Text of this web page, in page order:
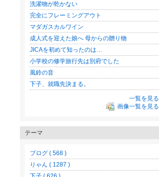
洗濯物が乾かない
完全にフレーミングアウト
マダガスカルワイン
成人式を迎えた娘へ 母からの贈り物
JICAを初めて知ったのは…
小学校の修学旅行先は別府でした
風鈴の音
下子、就職先決まる。
一覧を見る
画像一覧を見る
テーマ
ブログ ( 568 )
りゃん ( 1287 )